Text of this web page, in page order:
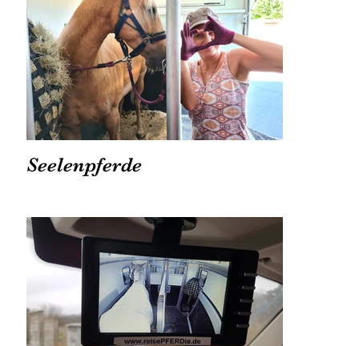
Seelenpferde